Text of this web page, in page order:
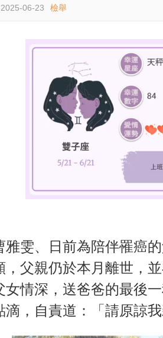
2025-06-23 檢舉
雅雯、日前為陪伴罹癌
，父親仍於本月離世，
女情深，送爸爸的最後
滴，自責道：「請原諒